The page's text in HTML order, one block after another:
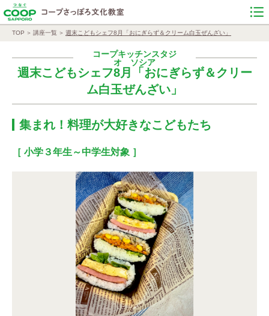
TOP 講座一覧 週末こどもシェフ8月「おにぎらず＆クリーム白玉ぜんざい」
コープキッチンスタジ
オ ソシア
週末こどもシェフ8月「おにぎらず＆クリー
ム白玉ぜんざい」
集まれ！料理が大好きなこどもたち
［ 小学３年生～中学生対象 ］